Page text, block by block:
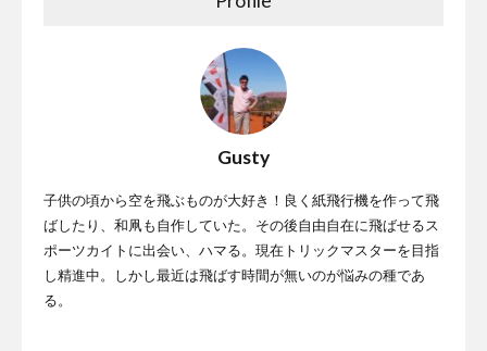
Gusty
子供の頃から空を飛ぶものが大好き！良く紙飛行機を作って飛
ばしたり、和凧も自作していた。その後自由自在に飛ばせるス
ポーツカイトに出会い、ハマる。現在トリックマスターを目指
し精進中。しかし最近は飛ばす時間が無いのが悩みの種であ
る。